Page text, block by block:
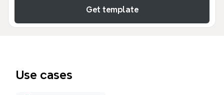
Get template
Use cases